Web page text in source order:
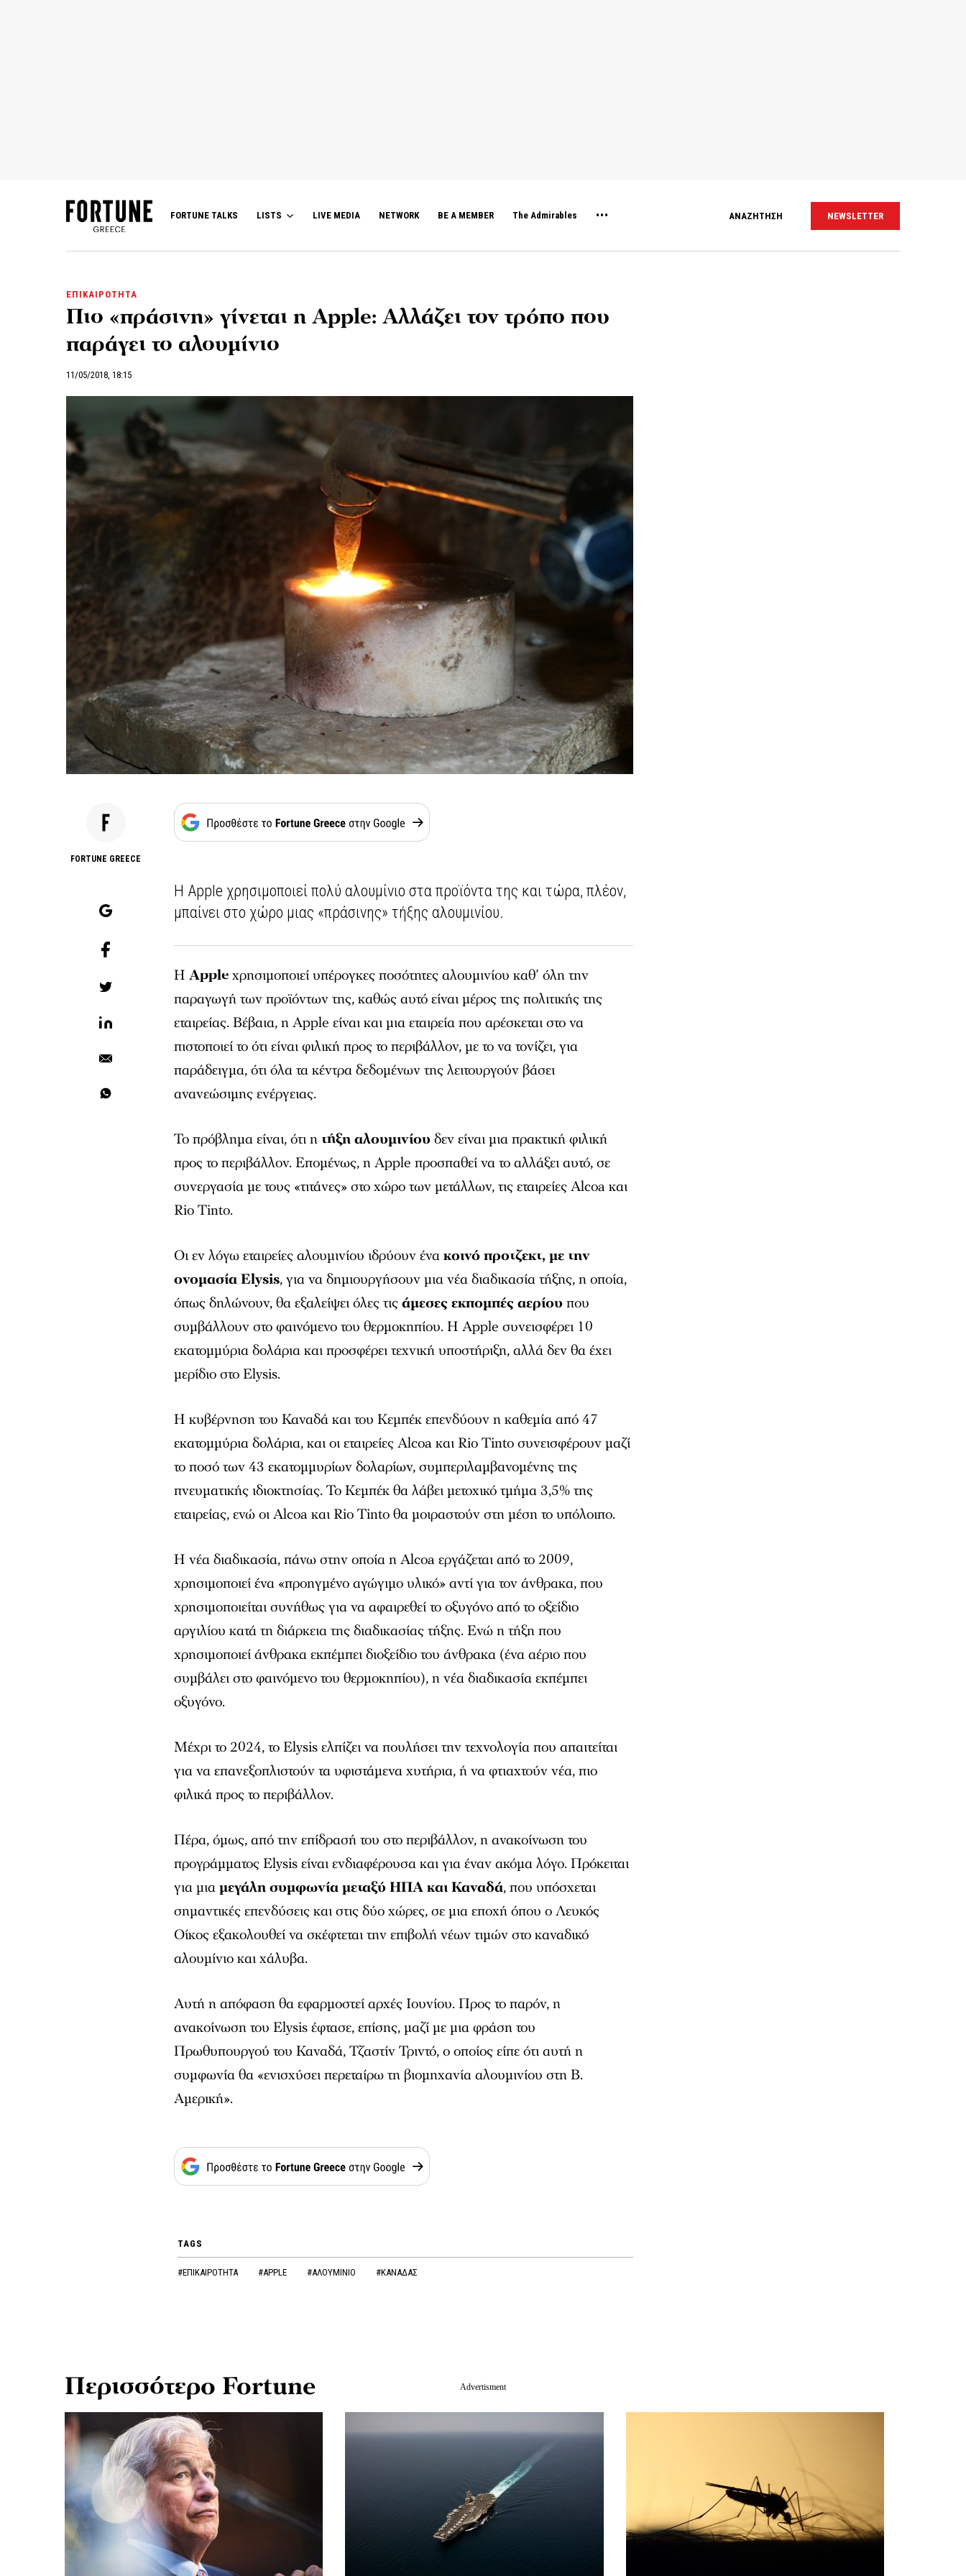
FORTUNE TALKS LISTS LIVE MEDIA NETWORK BE A MEMBER The Admirables ΑΝΑΖΗΤΗΣΗ NEWSLETTER
ΕΠΙΚΑΙΡΟΤΗΤΑ
Πιο «πράσινη» γίνεται η Apple: Αλλάζει τον τρόπο που
παράγει το αλουμίνιο
11/05/2018, 18:15
FORTUNE GREECE
Η Apple χρησιμοποιεί πολύ αλουμίνιο στα προϊόντα της και τώρα, πλέον,
μπαίνει στο χώρο μιας «πράσινης» τήξης αλουμινίου.
ΗAppleχρησιμοποιεί υπέρογκες ποσότητες αλουμινίου καθ’ όλη την
παραγωγή των προϊόντων της, καθώς αυτό είναι μέρος της πολιτικής της
εταιρείας. Βέβαια, η Apple είναι και μια εταιρεία που αρέσκεται στο να
πιστοποιεί το ότι είναι φιλική προς το περιβάλλον, με το να τονίζει, για
παράδειγμα, ότι όλα τα κέντρα δεδομένων της λειτουργούν βάσει
ανανεώσιμης ενέργειας.
Το πρόβλημα είναι, ότι ητήξη αλουμινίουδεν είναι μια πρακτική φιλική
προς το περιβάλλον. Επομένως, η Apple προσπαθεί να το αλλάξει αυτό, σε
συνεργασία με τους «τιτάνες» στο χώρο των μετάλλων, τις εταιρείες Alcoa και
Rio Tinto.
Οι εν λόγω εταιρείες αλουμινίου ιδρύουν ένακοινό προτζεκτ, με την
ονομασία Elysis, για να δημιουργήσουν μια νέα διαδικασία τήξης, η οποία,
όπως δηλώνουν, θα εξαλείψει όλες τιςάμεσες εκπομπές αερίουπου
συμβάλλουν στο φαινόμενο του θερμοκηπίου. Η Apple συνεισφέρει 10
εκατομμύρια δολάρια και προσφέρει τεχνική υποστήριξη, αλλά δεν θα έχει
μερίδιο στο Elysis.
Η κυβέρνηση του Καναδά και του Κεμπέκ επενδύουν η καθεμία από 47
εκατομμύρια δολάρια, και οι εταιρείες Alcoa και Rio Tinto συνεισφέρουν μαζί
το ποσό των 43 εκατομμυρίων δολαρίων, συμπεριλαμβανομένης της
πνευματικής ιδιοκτησίας. Το Κεμπέκ θα λάβει μετοχικό τμήμα 3,5% της
εταιρείας, ενώ οι Alcoa και Rio Tinto θα μοιραστούν στη μέση το υπόλοιπο.
Η νέα διαδικασία, πάνω στην οποία η Alcoa εργάζεται από το 2009,
χρησιμοποιεί ένα «προηγμένο αγώγιμο υλικό» αντί για τον άνθρακα, που
χρησιμοποιείται συνήθως για να αφαιρεθεί το οξυγόνο από το οξείδιο
αργιλίου κατά τη διάρκεια της διαδικασίας τήξης. Ενώ η τήξη που
χρησιμοποιεί άνθρακα εκπέμπει διοξείδιο του άνθρακα (ένα αέριο που
συμβάλει στο φαινόμενο του θερμοκηπίου), η νέα διαδικασία εκπέμπει
οξυγόνο.
Μέχρι το 2024, το Elysis ελπίζει να πουλήσει την τεχνολογία που απαιτείται
για να επανεξοπλιστούν τα υφιστάμενα χυτήρια, ή να φτιαχτούν νέα, πιο
φιλικά προς το περιβάλλον.
Πέρα, όμως, από την επίδρασή του στο περιβάλλον, η ανακοίνωση του
προγράμματος Elysis είναι ενδιαφέρουσα και για έναν ακόμα λόγο. Πρόκειται
για μιαμεγάλη συμφωνία μεταξύ ΗΠΑ και Καναδά, που υπόσχεται
σημαντικές επενδύσεις και στις δύο χώρες, σε μια εποχή όπου ο Λευκός
Οίκος εξακολουθεί να σκέφτεται την επιβολή νέων τιμών στο καναδικό
αλουμίνιο και χάλυβα.
Αυτή η απόφαση θα εφαρμοστεί αρχές Ιουνίου. Προς το παρόν, η
ανακοίνωση του Elysis έφτασε, επίσης, μαζί με μια φράση του
Πρωθυπουργού του Καναδά, Τζαστίν Τριντό, ο οποίος είπε ότι αυτή η
συμφωνία θα «ενισχύσει περεταίρω τη βιομηχανία αλουμινίου στη Β.
Αμερική».
TAGS
#ΕΠΙΚΑΙΡΟΤΗΤΑ #APPLE #ΑΛΟΥΜΙΝΙΟ #ΚΑΝΑΔΑΣ
Περισσότερο Fortune